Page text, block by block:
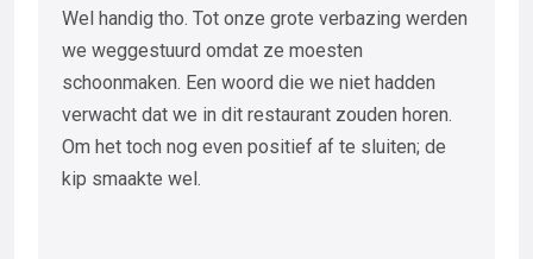
Wel handig tho. Tot onze grote verbazing werden
we weggestuurd omdat ze moesten
schoonmaken. Een woord die we niet hadden
verwacht dat we in dit restaurant zouden horen.
Om het toch nog even positief af te sluiten; de
kip smaakte wel.